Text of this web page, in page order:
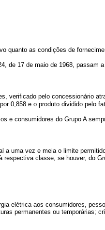
quanto as condições de
de 17 de maio de 1968, passam
verificado pelo concessionário
0,858 e o produto dividido pelo
e consumidores do Grupo A
uma vez e meia o limite
respectiva classe, se houver, do
elétrica aos consumidores,
permanentes ou temporárias;